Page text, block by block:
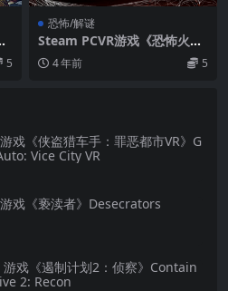
5
恐怖/解谜
Steam PCVR游戏《恐怖火车
VR》Scare Train VR
4 年前 5
戏《侠盗猎车手：罪恶都市VR》G
Vice City VR
戏《亵渎者》Desecrators
游戏《遏制计划2：侦察》Contain
2: Recon